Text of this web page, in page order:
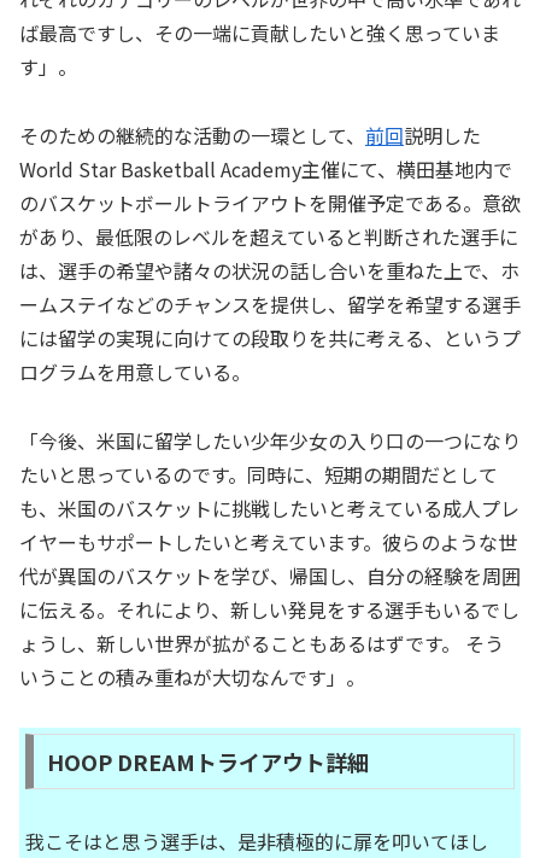
ば最高ですし、その一端に貢献したいと強く思っていま
す」。
そのための継続的な活動の一環として、 前回説明した
World Star Basketball Academy主催にて、横田基地内で
のバスケットボールトライアウトを開催予定である。意欲
があり、最低限のレベルを超えていると判断された選手に
は、選手の希望や諸々の状況の話し合いを重ねた上で、ホ
ームステイなどのチャンスを提供し、留学を希望する選手
には留学の実現に向けての段取りを共に考える、というプ
ログラムを用意している。
「今後、米国に留学したい少年少女の入り口の一つになり
たいと思っているのです。同時に、短期の期間だとして
も、米国のバスケットに挑戦したいと考えている成人プレ
イヤーもサポートしたいと考えています。彼らのような世
代が異国のバスケットを学び、帰国し、自分の経験を周囲
に伝える。それにより、新しい発見をする選手もいるでし
ょうし、新しい世界が拡がることもあるはずです。 そう
いうことの積み重ねが大切なんです」。
HOOP DREAMトライアウト詳細
我こそはと思う選手は、是非積極的に扉を叩いてほし